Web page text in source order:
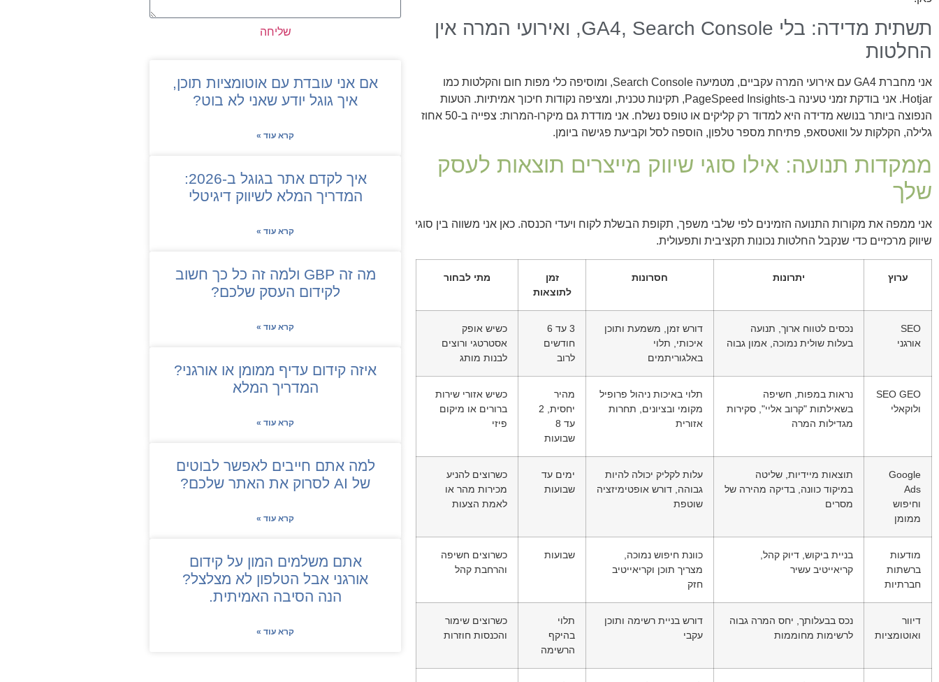
תשתית מדידה: בלי GA4, Search Console, ואירועי המרה אין
החלטות
אני מחברת GA4 עם אירועי המרה עקביים, מטמיעה Search Console, ומוסיפה כלי מפות חום והקלטות כמו
Hotjar. אני בודקת זמני טעינה ב‑PageSpeed Insights, תקינות טכנית, ומציפה נקודות חיכוך אמיתיות. הטעות
הנפוצה ביותר בנושא מדידה היא למדוד רק קליקים או טופס נשלח. אני מודדת גם מיקרו‑המרות: צפייה ב‑50 אחוז
גלילה, הקלקות על וואטסאפ, פתיחת מספר טלפון, הוספה לסל וקביעת פגישה ביומן.
ממקדות תנועה: אילו סוגי שיווק מייצרים תוצאות לעסק
שלך
אני ממפה את מקורות התנועה הזמינים לפי שלבי משפך, תקופת הבשלת לקוח ויעדי הכנסה. כאן אני משווה בין סוגי
שיווק מרכזיים כדי שנקבל החלטות נכונות תקציבית ותפעולית.
ערוץ יתרונות חסרונות
זמן
לתוצאות
מתי לבחור
SEO
אורגני
נכסים לטווח ארוך, תנועה
בעלות שולית נמוכה, אמון גבוה
דורש זמן, משמעת ותוכן
איכותי, תלוי
באלגוריתמים
3 עד 6
חודשים
לרוב
כשיש אופק
אסטרטגי ורוצים
לבנות מותג
SEO GEO
ולוקאלי
נראות במפות, חשיפה
בשאילתות "קרוב אליי", סקירות
מגדילות המרה
תלוי באיכות ניהול פרופיל
מקומי ובציונים, תחרות
אזורית
מהיר
יחסית, 2
עד 8
שבועות
כשיש אזורי שירות
ברורים או מיקום
פיזי
Google
Ads
וחיפוש
ממומן
תוצאות מיידיות, שליטה
במיקוד כוונה, בדיקה מהירה של
מסרים
עלות לקליק יכולה להיות
גבוהה, דורש אופטימיזציה
שוטפת
ימים עד
שבועות
כשרוצים להניע
מכירות מהר או
לאמת הצעות
מודעות
ברשתות
חברתיות
בניית ביקוש, דיוק קהל,
קריאייטיב עשיר
כוונת חיפוש נמוכה,
מצריך תוכן וקריאייטיב
חזק
שבועות
כשרוצים חשיפה
והרחבת קהל
דיוור
ואוטומציות
נכס בבעלותך, יחס המרה גבוה
לרשימות מחוממות
דורש בניית רשימה ותוכן
עקבי
תלוי
בהיקף
הרשימה
כשרוצים שימור
והכנסות חוזרות
שליחה
אם אני עובדת עם אוטומציות תוכן,
איך גוגל יודע שאני לא בוט?
קרא עוד »
איך לקדם אתר בגוגל ב-2026:
המדריך המלא לשיווק דיגיטלי
קרא עוד »
מה זה GBP ולמה זה כל כך חשוב
לקידום העסק שלכם?
קרא עוד »
איזה קידום עדיף ממומן או אורגני?
המדריך המלא
קרא עוד »
למה אתם חייבים לאפשר לבוטים
של AI לסרוק את האתר שלכם?
קרא עוד »
אתם משלמים המון על קידום
אורגני אבל הטלפון לא מצלצל?
הנה הסיבה האמיתית.
קרא עוד »